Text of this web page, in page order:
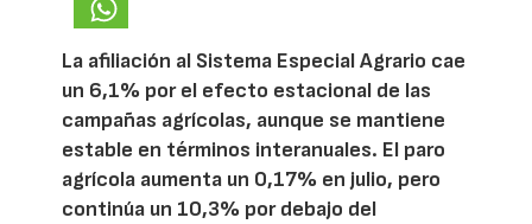
La afiliación al Sistema Especial Agrario cae
un 6,1% por el efecto estacional de las
campañas agrícolas, aunque se mantiene
estable en términos interanuales. El paro
agrícola aumenta un 0,17% en julio, pero
continúa un 10,3% por debajo del